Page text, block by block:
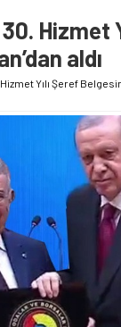
Hizmet
aldı
Yılı Şeref